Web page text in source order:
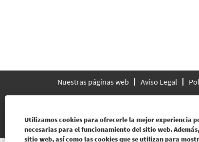
Utilizamos cookies para ofrecerle la mejor experiencia
necesarias para el funcionamiento del sitio web.
sitio web, así como las cookies que se utilizan para
Nuestras páginas web Aviso Legal
© 2019 BUREAU VERITAS Todos los